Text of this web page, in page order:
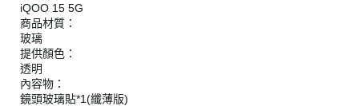
iQOO 15 5G
商品材質：
玻璃
提供顏色：
透明
內容物：
鏡頭玻璃貼*1(纖薄版)